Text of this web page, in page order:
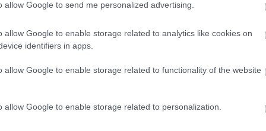
allow Google to send me personalized advertising.
allow Google to enable storage related to analytics like cookies on
identifiers in apps.
allow Google to enable storage related to functionality of the website
allow Google to enable storage related to personalization.
sancionados de la jornada 25: ¿Quiénes suplirán a
febrero 2025 PorJesus Gallo|
entre ellos Bellingham y Pablo Barrios. ¿Quiénes
reemplazarán en sus respectivos equipos?